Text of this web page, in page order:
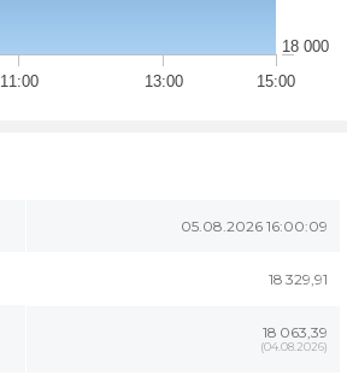
11:00 13:00 15:00
18 000
05.08.2026 16:00:09
18 329,91
18 063,39
(04.08.2026)